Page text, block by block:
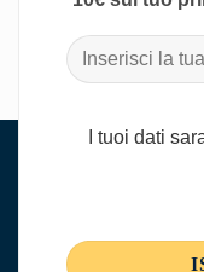
I tuoi dati